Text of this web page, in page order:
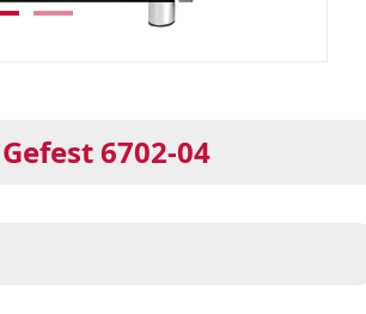
Gefest 6702-04